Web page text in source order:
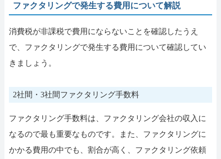
ファクタリングで発生する費用について解説
消費税が非課税で費用にならないことを確認したうえ
で、ファクタリングで発生する費用について確認してい
きましょう。
2社間・3社間ファクタリング手数料
ファクタリング手数料は、ファクタリング会社の収入に
なるので最も重要なものです。また、ファクタリングに
かかる費用の中でも、割合が高く、ファクタリング依頼